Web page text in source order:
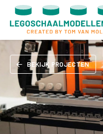
BEKIJK PROJECTEN